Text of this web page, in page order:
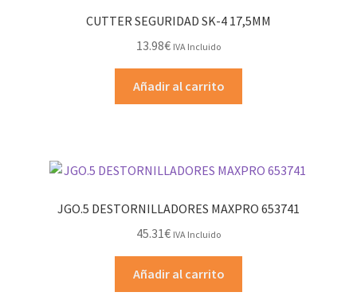
CUTTER SEGURIDAD SK-4 17,5MM
13.98€ IVA Incluido
Añadir al carrito
JGO.5 DESTORNILLADORES MAXPRO 653741
45.31€ IVA Incluido
Añadir al carrito